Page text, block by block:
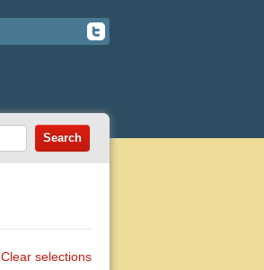
Clear selections